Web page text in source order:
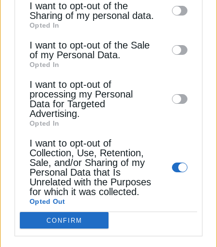
information by third parties on the IAB’s list
of downstream participants. This
information may also be disclosed by us to
third parties on theIAB’s List of
Downstream Participants
disclose it to other third parties.
I want to opt-out of the
Sharing of my personal data.
Opted In
I want to opt-out of the Sale
of my Personal Data.
Opted In
I want to opt-out of
processing my Personal
Data for Targeted
Advertising.
Opted In
I want to opt-out of
Collection, Use, Retention,
Sale, and/or Sharing of my
Personal Data that Is
Unrelated with the Purposes
for which it was collected.
Opted Out
CONFIRM
Θεοδωρικάκος: Σύντομα λύση για το
ενεργειακό πρόβλημα της βιομηχανίας
21 Ιανουαρίου 2026
ΗΛΕΚΤΡΙΣΜΟΣ